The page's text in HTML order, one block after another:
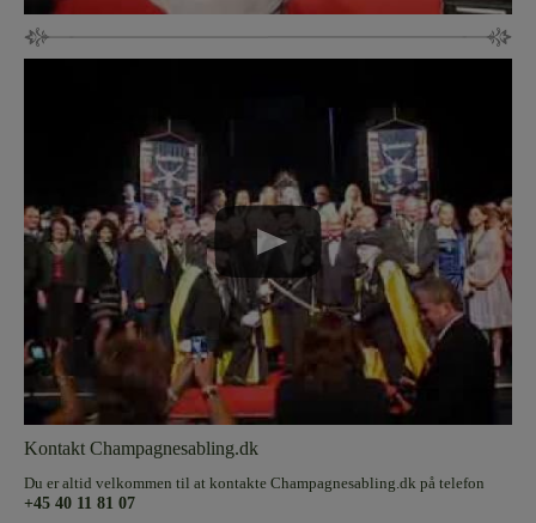
Kontakt Champagnesabling.dk
Du er altid velkommen til at kontakte Champagnesabling.dk på telefon
+45 40 11 81 07